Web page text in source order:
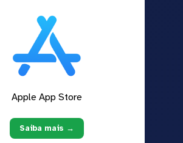
Apple App Store
Saiba mais →